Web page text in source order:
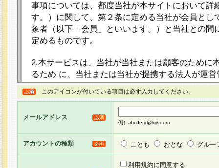
事項については、都度当社が本サイトにおいて詳
す。）に関して、第２条に定める当社が会員とし
象者（以下「会員」といいます。）と当社との間
定めるものです。
2.本サービスは、当社が当社または顧客のために
るため に、当社または当社が提携する法人が運
ト（以下「本サイト」といいます。）上に本サー
ージを設け、会員がアンケー ト調査に回答する
し、その結果を当社が集計・分析その他の利用を
るものです。なお、本サービスは、それぞれの目
員に対して本サービスの依頼を行うこともあり、
た全ての会員に対して本サービスの依頼をすると
りま す。
このアイコンが付いている項目は必ず入力してください。
メールアドレス
例）abcdefg@hijk.com
アカウントの種類 こども おとな グルー
利用規約に同意する